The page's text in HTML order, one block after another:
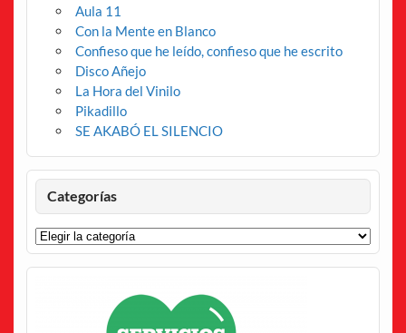
Aula 11
Con la Mente en Blanco
Confieso que he leído, confieso que he escrito
Disco Añejo
La Hora del Vinilo
Pikadillo
SE AKABÓ EL SILENCIO
Categorías
Categorías